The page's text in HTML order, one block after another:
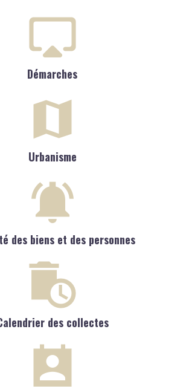
Démarches
Urbanisme
des biens et des personnes
des collectes